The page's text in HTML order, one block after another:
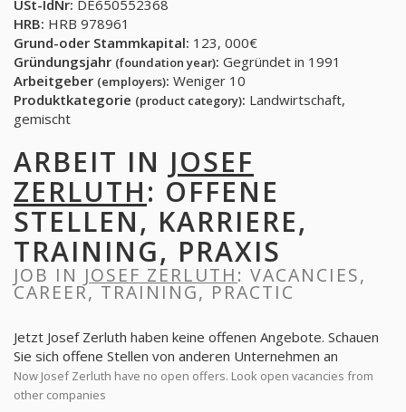
USt-IdNr: DE650552368
HRB: HRB 978961
Grund-oder Stammkapital: 123, 000€
Gründungsjahr (foundation year): Gegründet in 1991
Arbeitgeber (employers): Weniger 10
Produktkategorie (product category): Landwirtschaft,
gemischt
ARBEIT IN JOSEF
ZERLUTH: OFFENE
STELLEN, KARRIERE,
TRAINING, PRAXIS
JOB IN JOSEF ZERLUTH: VACANCIES,
CAREER, TRAINING, PRACTIC
Jetzt Josef Zerluth haben keine offenen Angebote. Schauen
Sie sich offene Stellen von anderen Unternehmen an
Now Josef Zerluth have no open offers. Look open vacancies from
other companies